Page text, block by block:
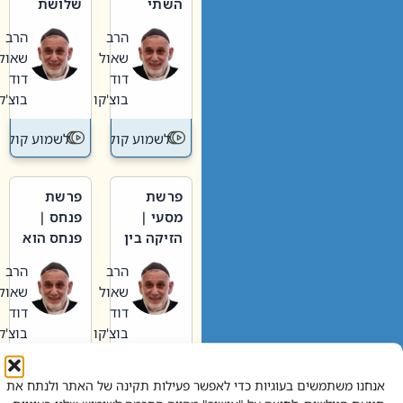
אנחנו משתמשים בעוגיות כדי לאפשר פעילות תקינה של האתר ולנתח את
וערב של
חיינו
הרב
שאול
דוד
בוצ'קו
לשמוע קול תורה – מדרש
האבות
הרב
שאול
דוד
בוצ'קו
לשמוע קול
פרשת
מסעי |
הזיקה בין
הגדול לעם הרב
שאול
דוד
בוצ'קו
לשמוע קול תורה – מדרש
פרשת
פנחס |
פנחס הוא
אליהו: בין
קנאות
הורסת
לקנאות
בונה
הרב
שאול
דוד
בוצ'קו
לשמוע קול